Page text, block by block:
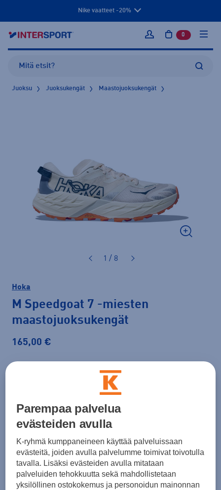
Nike vaatteet -20%
Kirjaudu sisään
0 tuotetta
Juoksu Juoksukengät Maastojuoksukengät
1 / 8
Hoka
M Speedgoat 7 -miesten
maastojuoksukengät
165,00 €
Koko
46 ⅔ 47 ⅓ 48
Kokotaulukko
Parempaa palvelua
evästeiden avulla
K-ryhmä kumppaneineen käyttää palveluissaan
evästeitä, joiden avulla palvelumme toimivat toivotulla
tavalla. Lisäksi evästeiden avulla mitataan
palveluiden tehokkuutta sekä mahdollistetaan
yksilöllinen ostokokemus ja personoidun mainonnan